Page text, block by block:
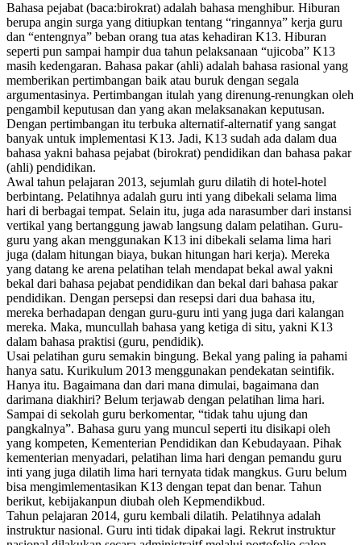
Bahasa pejabat (baca:birokrat) adalah bahasa menghibur. Hiburan
berupa angin surga yang ditiupkan tentang “ringannya” kerja guru
dan “entengnya” beban orang tua atas kehadiran K13. Hiburan
seperti pun sampai hampir dua tahun pelaksanaan “ujicoba” K13
masih kedengaran. Bahasa pakar (ahli) adalah bahasa rasional yang
memberikan pertimbangan baik atau buruk dengan segala
argumentasinya. Pertimbangan itulah yang direnung-renungkan oleh
pengambil keputusan dan yang akan melaksanakan keputusan.
Dengan pertimbangan itu terbuka alternatif-alternatif yang sangat
banyak untuk implementasi K13. Jadi, K13 sudah ada dalam dua
bahasa yakni bahasa pejabat (birokrat) pendidikan dan bahasa pakar
(ahli) pendidikan.
Awal tahun pelajaran 2013, sejumlah guru dilatih di hotel-hotel
berbintang. Pelatihnya adalah guru inti yang dibekali selama lima
hari di berbagai tempat. Selain itu, juga ada narasumber dari instansi
vertikal yang bertanggung jawab langsung dalam pelatihan. Guru-
guru yang akan menggunakan K13 ini dibekali selama lima hari
juga (dalam hitungan biaya, bukan hitungan hari kerja). Mereka
yang datang ke arena pelatihan telah mendapat bekal awal yakni
bekal dari bahasa pejabat pendidikan dan bekal dari bahasa pakar
pendidikan. Dengan persepsi dan resepsi dari dua bahasa itu,
mereka berhadapan dengan guru-guru inti yang juga dari kalangan
mereka. Maka, muncullah bahasa yang ketiga di situ, yakni K13
dalam bahasa praktisi (guru, pendidik).
Usai pelatihan guru semakin bingung. Bekal yang paling ia pahami
hanya satu. Kurikulum 2013 menggunakan pendekatan seintifik.
Hanya itu. Bagaimana dan dari mana dimulai, bagaimana dan
darimana diakhiri? Belum terjawab dengan pelatihan lima hari.
Sampai di sekolah guru berkomentar, “tidak tahu ujung dan
pangkalnya”. Bahasa guru yang muncul seperti itu disikapi oleh
yang kompeten, Kementerian Pendidikan dan Kebudayaan. Pihak
kementerian menyadari, pelatihan lima hari dengan pemandu guru
inti yang juga dilatih lima hari ternyata tidak mangkus. Guru belum
bisa mengimlementasikan K13 dengan tepat dan benar. Tahun
berikut, kebijakanpun diubah oleh Kepmendikbud.
Tahun pelajaran 2014, guru kembali dilatih. Pelatihnya adalah
instruktur nasional. Guru inti tidak dipakai lagi. Rekrut instruktur